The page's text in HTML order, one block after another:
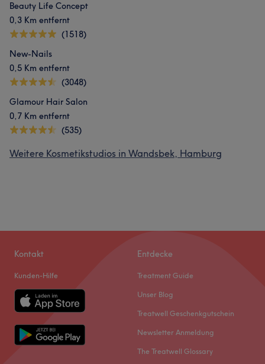
Beauty Life Concept
0,3 Km entfernt
(1518)
New-Nails
0,5 Km entfernt
(3048)
Glamour Hair Salon
0,7 Km entfernt
(535)
Weitere Kosmetikstudios in Wandsbek, Hamburg
Kontakt
Kunden-Hilfe
Entdecke
Treatment Guide
Unser Blog
Treatwell Geschenkgutschein
Newsletter Anmeldung
The Treatwell Glossary